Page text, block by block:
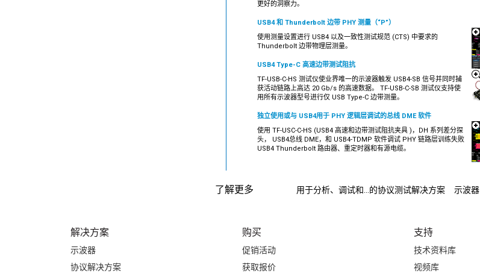
更好的洞察力。
USB4 和 Thunderbolt 边带 PHY 测量（“P”）
使用测量设置进行 USB4 以及一致性测试规范 (CTS) 中要求的
Thunderbolt 边带物理层测量。
USB4 Type-C 高速边带测试阻抗
TF-USB-C-HS 测试仪使业界唯一的示波器触发 USB4-SB 信号并同时捕
获活动链路上高达 20 Gb/s 的高速数据。 TF-USB-C-SB 测试仪支持使
用所有示波器型号进行仅 USB Type-C 边带测量。
独立使用或与 USB4用于 PHY 逻辑层调试的总线 DME 软件
使用 TF-USC-C-HS (USB4 高速和边带测试阻抗夹具 )，DH 系列差分探
头， USB4总线 DME，和 USB4-TDMP 软件调试 PHY 链路层训练失败
USB4 Thunderbolt 路由器、重定时器和有源电缆。
了解更多 用于分析、调试和...的协议测试解决方案 示波器
解决方案
示波器
协议解决方案
购买
促销活动
获取报价
支持
技术资料库
视频库